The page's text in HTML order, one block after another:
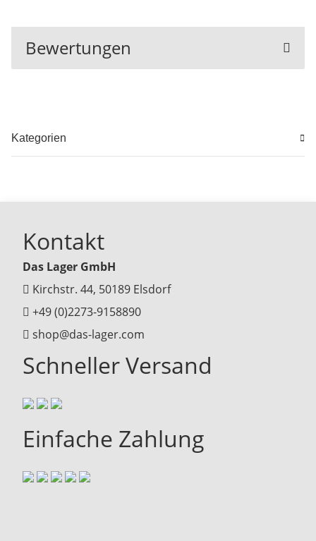
Bewertungen
Kategorien
Kontakt
Das Lager GmbH
Kirchstr. 44, 50189 Elsdorf
+49 (0)2273-9158890
shop@das-lager.com
Schneller Versand
Einfache Zahlung